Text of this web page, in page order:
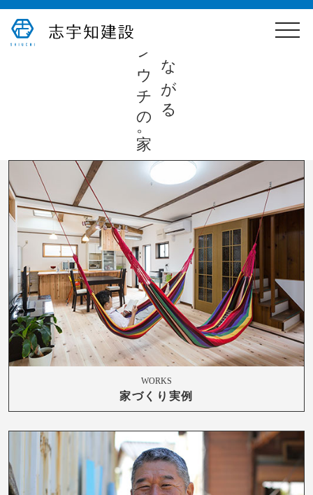
toggle
心つながる
シウチの家。
WORKS
家づくり実例